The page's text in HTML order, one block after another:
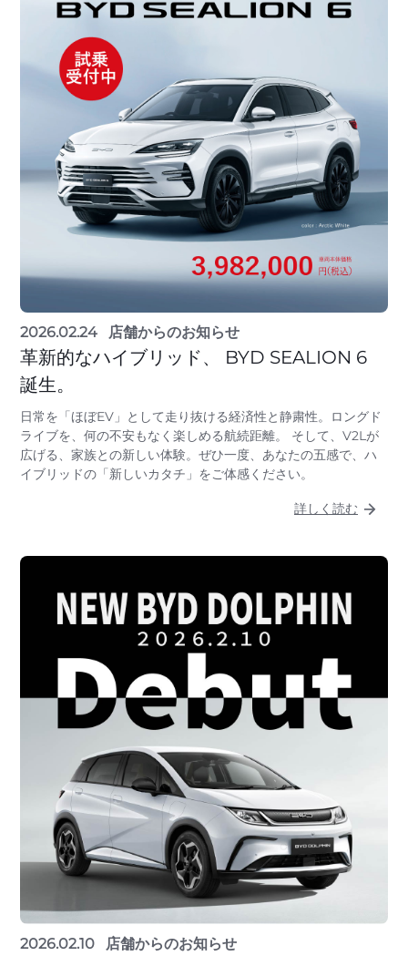
2026.02.24 店舗からのお知らせ
革新的なハイブリッド、 BYD SEALION 6
誕生。
日常を「ほぼEV」として走り抜ける経済性と静粛性。ロングド
ライブを、何の不安もなく楽しめる航続距離。 そして、V2Lが
広げる、家族との新しい体験。ぜひ一度、あなたの五感で、ハ
イブリッドの「新しいカタチ」をご体感ください。
詳しく読む
2026.02.10 店舗からのお知らせ